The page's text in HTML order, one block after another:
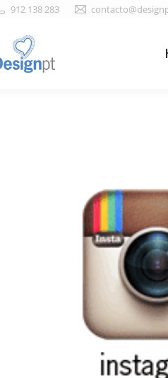
912 138 283